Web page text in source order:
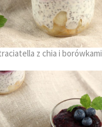
z chia i borówkami